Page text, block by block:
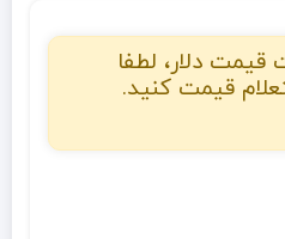
قیمت دلار، لطفا
قیمت کنید.